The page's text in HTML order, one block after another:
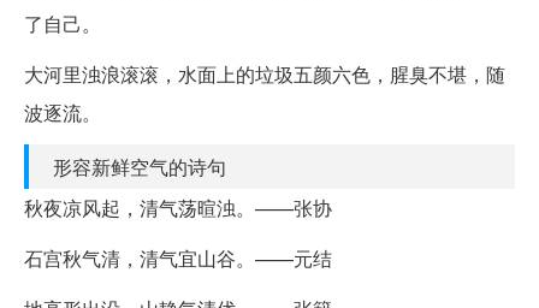
了自己。
大河里浊浪滚滚，水面上的垃圾五颜六色，腥臭不堪，随
波逐流。
形容新鲜空气的诗句
秋夜凉风起，清气荡暄浊。——张协
石宫秋气清，清气宜山谷。——元结